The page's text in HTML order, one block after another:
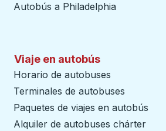
Autobús a Philadelphia
Viaje en autobús
Horario de autobuses
Terminales de autobuses
Paquetes de viajes en autobús
Alquiler de autobuses chárter